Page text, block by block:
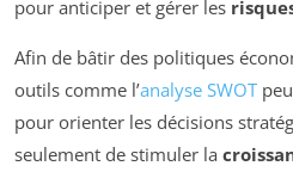
pour anticiper et gérer les
Afin de bâtir des politiques
outils comme l’analyse SWOT
pour orienter les décisions
seulement de stimuler la